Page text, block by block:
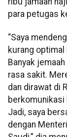
para petugas
“Saya
kurang optimal
Banyak
rasa sakit.
dan dirawat di
berkomunikasi
Jadi, saya
dengan